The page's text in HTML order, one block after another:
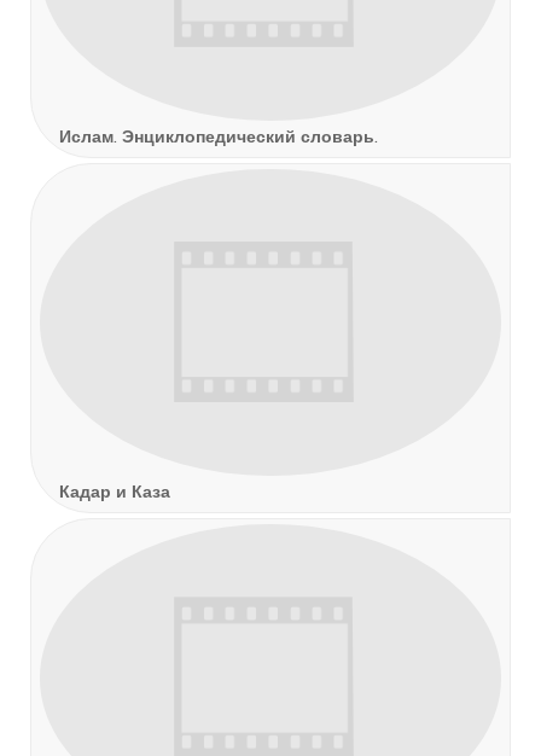
Ислам. Энциклопедический словарь.
Кадар и Каза